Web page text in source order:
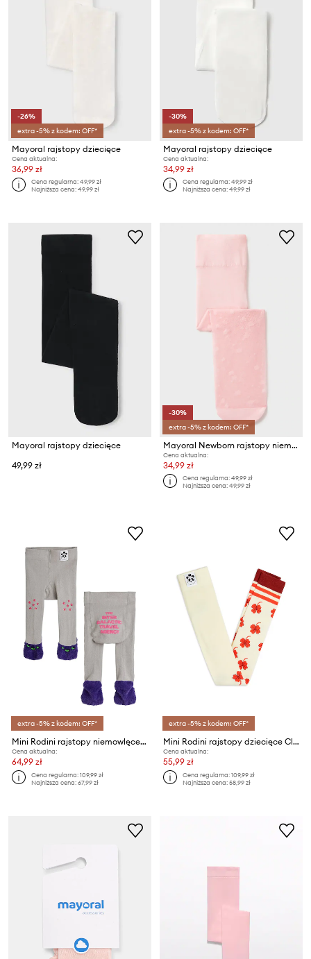
-26%
extra -5% z kodem: OFF*
Mayoral rajstopy dziecięce
Cena aktualna:
36,99 zł
Cena regularna:49,99 zł
Najniższa cena:49,99 zł
-30%
extra -5% z kodem: OFF*
Mayoral rajstopy dziecięce
Cena aktualna:
34,99 zł
Cena regularna:49,99 zł
Najniższa cena:49,99 zł
Mayoral rajstopy dziecięce
49,99 zł
-30%
extra -5% z kodem: OFF*
Mayoral Newborn rajstopy niemowlęce
Cena aktualna:
34,99 zł
Cena regularna:49,99 zł
Najniższa cena:49,99 zł
extra -5% z kodem: OFF*
Mini Rodini rajstopy niemowlęce Travel agency
Cena aktualna:
64,99 zł
Cena regularna:109,99 zł
Najniższa cena:67,99 zł
extra -5% z kodem: OFF*
Mini Rodini rajstopy dziecięce Clover
Cena aktualna:
55,99 zł
Cena regularna:109,99 zł
Najniższa cena:58,99 zł